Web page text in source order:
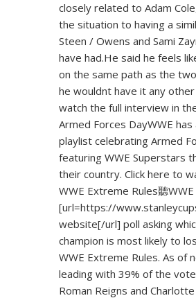
closely related to Adam
the situation to having a
Steen / Owens and Sami
have had.He said he feels
on the same path as the
he wouldnt have it any other
watch the full interview in
Armed Forces DayWWE
playlist celebrating Armed
featuring WWE Superstars
their country. Click here to
WWE Extreme Rules聽
[url=https://
website[/url] poll asking
champion is most likely to
WWE Extreme Rules. As of
leading with 39% of the
Roman Reigns and